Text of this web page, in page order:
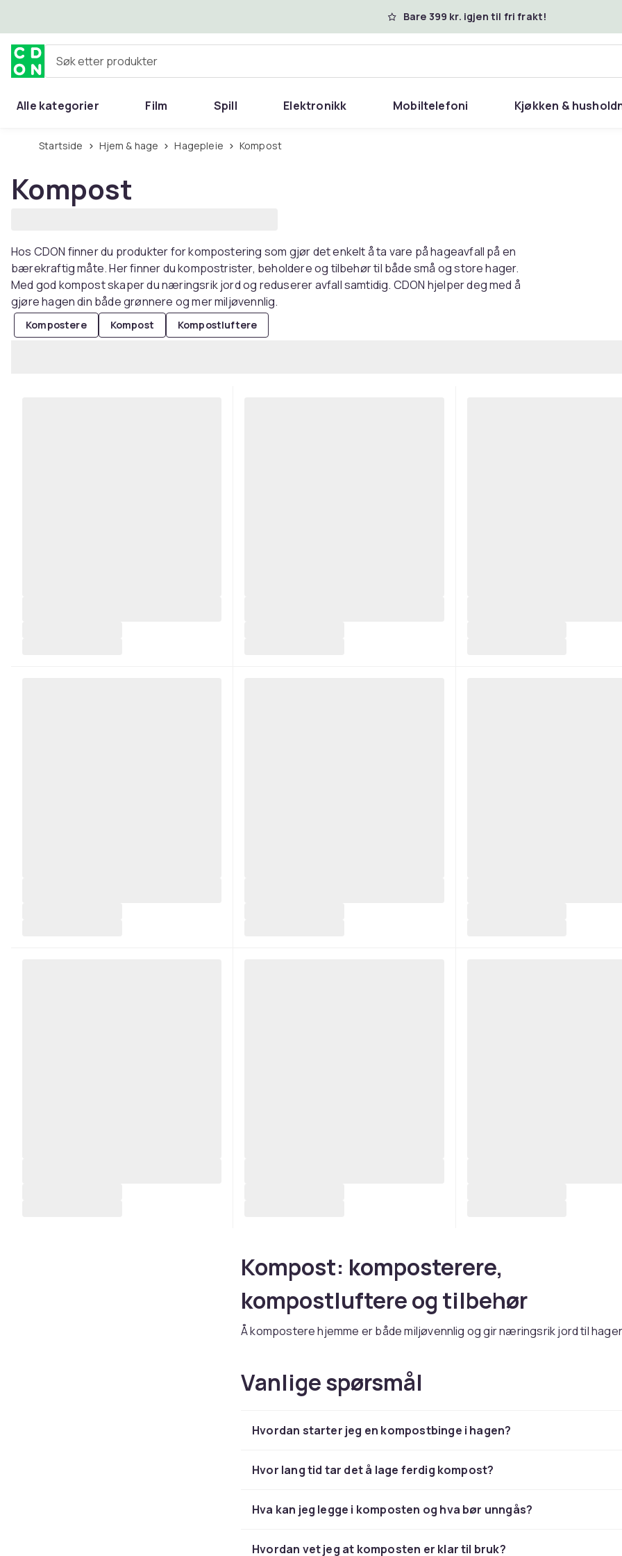
Bare 399 kr. igjen til fri frakt!
Søk etter produkter
Alle kategorier Film Spill Elektronikk Mobiltelefoni Kjøkken &
Startside Hjem & hage Hagepleie Kompost
Kompost
Hos CDON finner du produkter for kompostering som gjør det enkelt å ta vare på hageavfall på en
bærekraftig måte. Her finner du kompostrister, beholdere og tilbehør til både små og store hager.
Med god kompost skaper du næringsrik jord og reduserer avfall samtidig. CDON hjelper deg med å
gjøre hagen din både grønnere og mer miljøvennlig.
Kompostere Kompost Kompostluftere
Kompost: komposterere,
kompostluftere og tilbehør
Å kompostere hjemme er både miljøvennlig og gir næringsrik jord til
Komposterere for varm eller kald
kompost
Kompostererefinnes som varme­komposter for matavfall hele året, og
modeller for hageavfall. Velg størrelse etter husstand og hagens
Kompostluftere for raskere
Kompostluftereblander oksygen inn i kompostmassen og øker
Vanlige spørsmål
Hvordan starter jeg en kompostbinge i hagen?
Hvor lang tid tar det å lage ferdig kompost?
Hva kan jeg legge i komposten og hva bør unngås?
Hvordan vet jeg at komposten er klar til bruk?